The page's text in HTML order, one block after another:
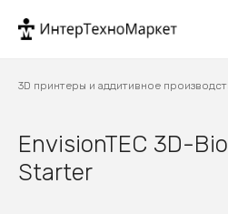
3D принтеры и аддитивное
EnvisionTEC 3D-
Starter